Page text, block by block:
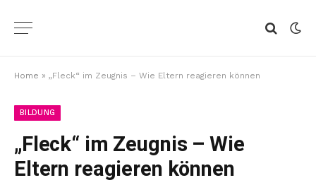
Home » „Fleck“ im Zeugnis – Wie Eltern reagieren können
BILDUNG
„Fleck“ im Zeugnis – Wie
Eltern reagieren können